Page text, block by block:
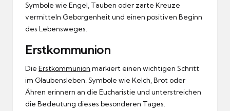
Symbole wie Engel, Tauben oder zarte Kreuze
vermitteln Geborgenheit und einen positiven Beginn
des Lebensweges.
Erstkommunion
Die Erstkommunion markiert einen wichtigen Schritt
im Glaubensleben. Symbole wie Kelch, Brot oder
Ähren erinnern an die Eucharistie und unterstreichen
die Bedeutung dieses besonderen Tages.